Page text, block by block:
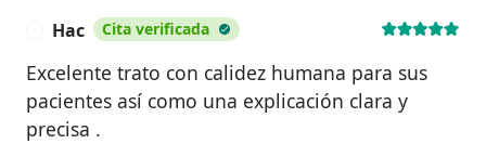
Hac Cita verificada
Excelente trato con calidez humana para sus
pacientes así como una explicación clara y
precisa .